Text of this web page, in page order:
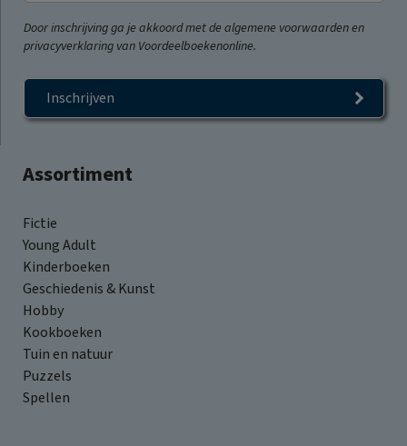
Assortiment
Fictie
Young Adult
Kinderboeken
Geschiedenis & Kunst
Hobby
Kookboeken
Tuin en natuur
Puzzels
Spellen
Door inschrijving ga je akkoord met de algemene voorwaarden en
privacyverklaring van Voordeelboekenonline.
Inschrijven